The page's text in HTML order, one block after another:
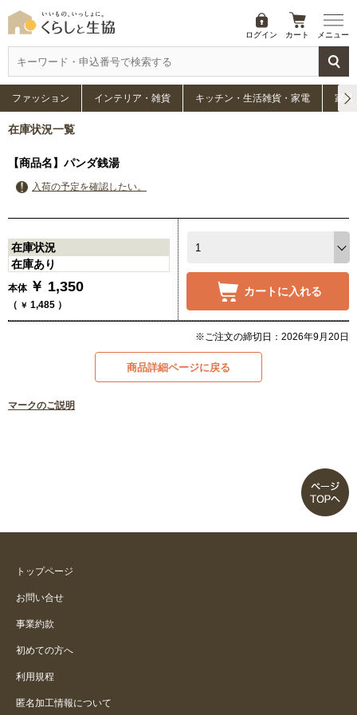
ログイン カート メニュー
ファッション インテリア・雑貨 キッチン・生活雑貨・家電 家具
在庫状況一覧
【商品名】パンダ銭湯
入荷の予定を確認したい。
在庫状況
在庫あり
本体 ￥ 1,350
（ ￥ 1,485 ）
カートに入れる
※ご注文の締切日：2026年9月20日
商品詳細ページに戻る
マークのご説明
トップページ
お問い合せ
事業約款
初めての方へ
利用規程
匿名加工情報について